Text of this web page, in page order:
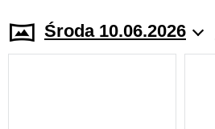
Środa 10.06.2026